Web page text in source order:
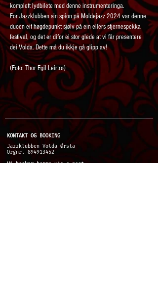
komplett lydbilete med denne instrumenteringa.
For Jazzklubben sin spion på Moldejazz 2024 var denne
duoen eit høgdepunkt sjølv på ein ellers stjernespekka
festival, og det er difor ei stor glede at vi får presentere
dei Volda. Dette må du ikkje gå glipp av!
(Foto: Thor Egil Leirtrø)
KONTAKT OG BOOKING
Jazzklubben Volda Ørsta
Orgnr. 894913452
Vi bookar berre via e-post.